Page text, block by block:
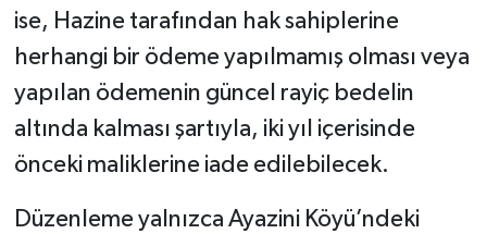
ise, Hazine tarafından hak sahiplerine
herhangi bir ödeme yapılmamış olması veya
yapılan ödemenin güncel rayiç bedelin
altında kalması şartıyla, iki yıl içerisinde
önceki maliklerine iade edilebilecek.
Düzenleme yalnızca Ayazini Köyü’ndeki